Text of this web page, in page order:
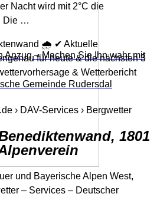
Anzug – Machen Sie Ihn wahr mit
Gemeinde Rudersdal
Nacht wird mit 2°C die
Die …
🌧️ ✔ Aktuelle
für heute & die nächsten 3
& Wetterbericht
› DAV-Services › Bergwetter
1801
und Bayerische Alpen West,
– Services – Deutscher